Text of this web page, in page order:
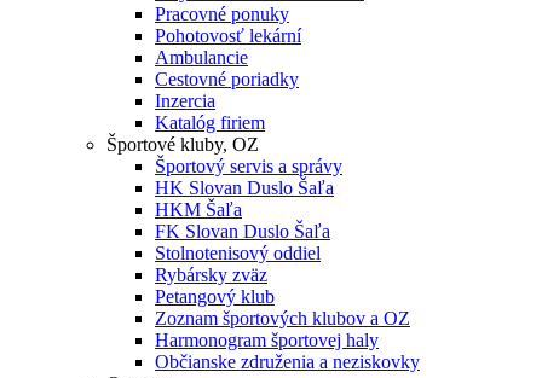
Pracovné ponuky
Pohotovosť lekární
Ambulancie
Cestovné poriadky
Inzercia
Katalóg firiem
Športové kluby, OZ
Športový servis a správy
HK Slovan Duslo Šaľa
HKM Šaľa
FK Slovan Duslo Šaľa
Stolnotenisový oddiel
Rybársky zväz
Petangový klub
Zoznam športových klubov a OZ
Harmonogram športovej haly
Občianske združenia a neziskovky